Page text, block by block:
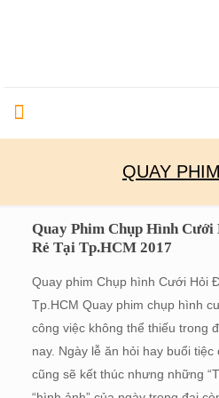
QUAY
Quay Phim Chụp Hình
Rẻ Tại Tp.HCM 2017
Quay phim Chụp hình Cưới Hỏi
Tp.HCM Quay phim chụp hình
công việc không thể thiếu trong
nay. Ngày lễ ăn hỏi hay buổi
cũng sẽ kết thúc nhưng những